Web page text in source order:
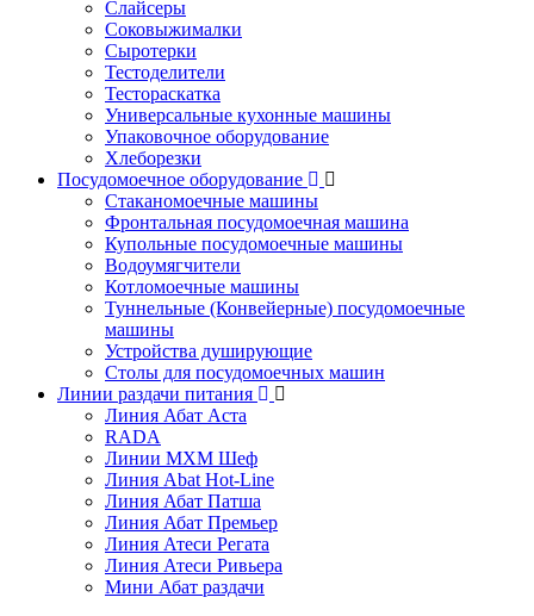
Слайсеры
Соковыжималки
Сыротерки
Тестоделители
Тестораскатка
Универсальные кухонные машины
Упаковочное оборудование
Хлеборезки
Посудомоечное оборудование
Стаканомоечные машины
Фронтальная посудомоечная машина
Купольные посудомоечные машины
Водоумягчители
Котломоечные машины
Туннельные (Конвейерные) посудомоечные
машины
Устройства душирующие
Столы для посудомоечных машин
Линии раздачи питания
Линия Абат Аста
RADA
Линии МХМ Шеф
Линия Abat Hot-Line
Линия Абат Патша
Линия Абат Премьер
Линия Атеси Регата
Линия Атеси Ривьера
Мини Абат раздачи